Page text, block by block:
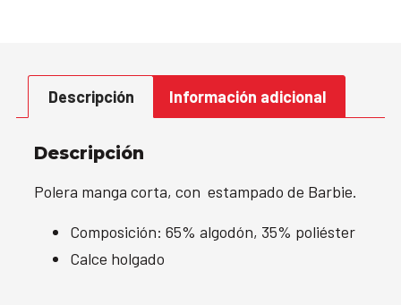
Descripción Información adicional
Descripción
Polera manga corta, con estampado de Barbie.
Composición: 65% algodón, 35% poliéster
Calce holgado